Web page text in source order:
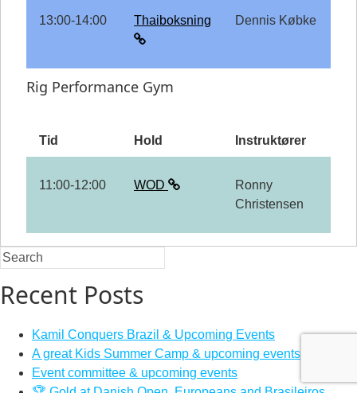
13:00-14:00 Thaiboksning Dennis Købke
Rig Performance Gym
Tid Hold Instruktører
11:00-12:00 WOD
Ronny
Christensen
Recent Posts
Kamil Conquers Brazil & Upcoming Events
A great Kids Summer Camp & upcoming events
Event committee & upcoming events